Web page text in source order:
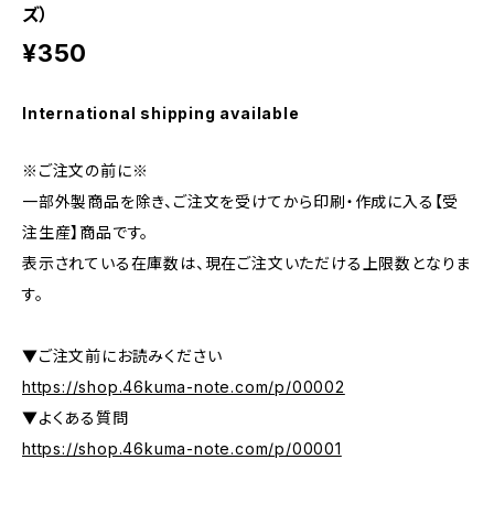
ズ）
¥350
International shipping available
※ご注文の前に※
一部外製商品を除き、ご注文を受けてから印刷・作成に入る【受
注生産】商品です。
表示されている在庫数は、現在ご注文いただける上限数となりま
す。
▼ご注文前にお読みください
https://shop.46kuma-note.com/p/00002
▼よくある質問
https://shop.46kuma-note.com/p/00001